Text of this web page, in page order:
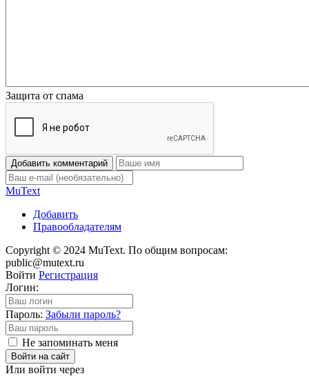
Защита от спама
Добавить комментарий
MuText
Добавить
Правообладателям
Copyright © 2024 MuText. По общим вопросам:
public@mutext.ru
Войти Регистрация
Логин:
Пароль: Забыли пароль?
Не запоминать меня
Войти на сайт
Или войти через